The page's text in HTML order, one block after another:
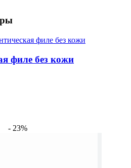
филе без кожи
- 23%